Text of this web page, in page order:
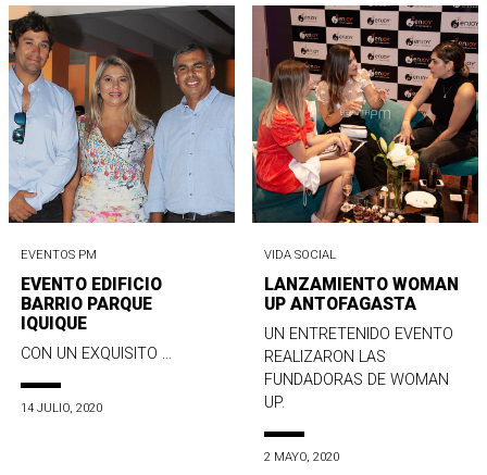
EVENTOS PM
EVENTO EDIFICIO
BARRIO PARQUE
IQUIQUE
CON UN EXQUISITO ...
14 JULIO, 2020
VIDA SOCIAL
LANZAMIENTO WOMAN
UP ANTOFAGASTA
UN ENTRETENIDO EVENTO
REALIZARON LAS
FUNDADORAS DE WOMAN
UP.
2 MAYO, 2020